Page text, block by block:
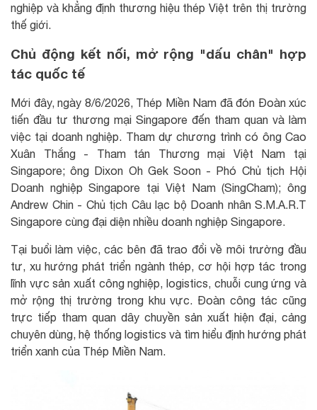
nghiệp và khẳng định thương hiệu thép Việt trên thị trường
thế giới.
Chủ động kết nối, mở rộng "dấu chân" hợp
tác quốc tế
Mới đây, ngày 8/6/2026, Thép Miền Nam đã đón Đoàn xúc
tiến đầu tư thương mại Singapore đến tham quan và làm
việc tại doanh nghiệp. Tham dự chương trình có ông Cao
Xuân Thắng - Tham tán Thương mại Việt Nam tại
Singapore; ông Dixon Oh Gek Soon - Phó Chủ tịch Hội
Doanh nghiệp Singapore tại Việt Nam (SingCham); ông
Andrew Chin - Chủ tịch Câu lạc bộ Doanh nhân S.M.A.R.T
Singapore cùng đại diện nhiều doanh nghiệp Singapore.
Tại buổi làm việc, các bên đã trao đổi về môi trường đầu
tư, xu hướng phát triển ngành thép, cơ hội hợp tác trong
lĩnh vực sản xuất công nghiệp, logistics, chuỗi cung ứng và
mở rộng thị trường trong khu vực. Đoàn công tác cũng
trực tiếp tham quan dây chuyền sản xuất hiện đại, cảng
chuyên dùng, hệ thống logistics và tìm hiểu định hướng phát
triển xanh của Thép Miền Nam.